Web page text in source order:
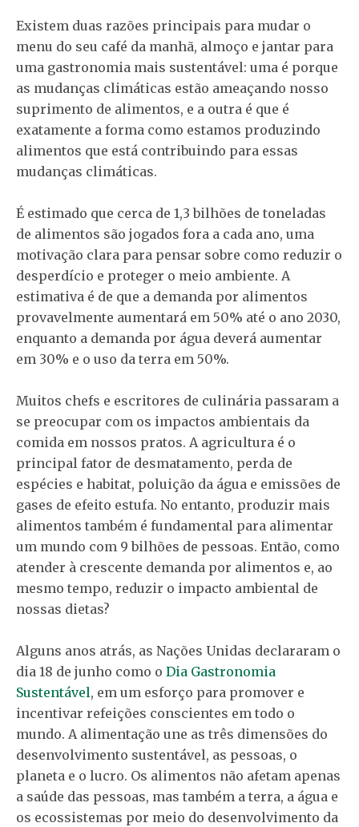
Existem duas razões principais para mudar o
menu do seu café da manhã, almoço e jantar para
uma gastronomia mais sustentável: uma é porque
as mudanças climáticas estão ameaçando nosso
suprimento de alimentos, e a outra é que é
exatamente a forma como estamos produzindo
alimentos que está contribuindo para essas
mudanças climáticas.
É estimado que cerca de 1,3 bilhões de toneladas
de alimentos são jogados fora a cada ano, uma
motivação clara para pensar sobre como reduzir o
desperdício e proteger o meio ambiente. A
estimativa é de que a demanda por alimentos
provavelmente aumentará em 50% até o ano 2030,
enquanto a demanda por água deverá aumentar
em 30% e o uso da terra em 50%.
Muitos chefs e escritores de culinária passaram a
se preocupar com os impactos ambientais da
comida em nossos pratos. A agricultura é o
principal fator de desmatamento, perda de
espécies e habitat, poluição da água e emissões de
gases de efeito estufa. No entanto, produzir mais
alimentos também é fundamental para alimentar
um mundo com 9 bilhões de pessoas. Então, como
atender à crescente demanda por alimentos e, ao
mesmo tempo, reduzir o impacto ambiental de
nossas dietas?
Alguns anos atrás, as Nações Unidas declararam o
dia 18 de junho como o Dia Gastronomia
Sustentável, em um esforço para promover e
incentivar refeições conscientes em todo o
mundo. A alimentação une as três dimensões do
desenvolvimento sustentável, as pessoas, o
planeta e o lucro. Os alimentos não afetam apenas
a saúde das pessoas, mas também a terra, a água e
os ecossistemas por meio do desenvolvimento da